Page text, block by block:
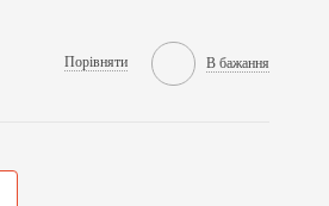
Порівняти В бажання